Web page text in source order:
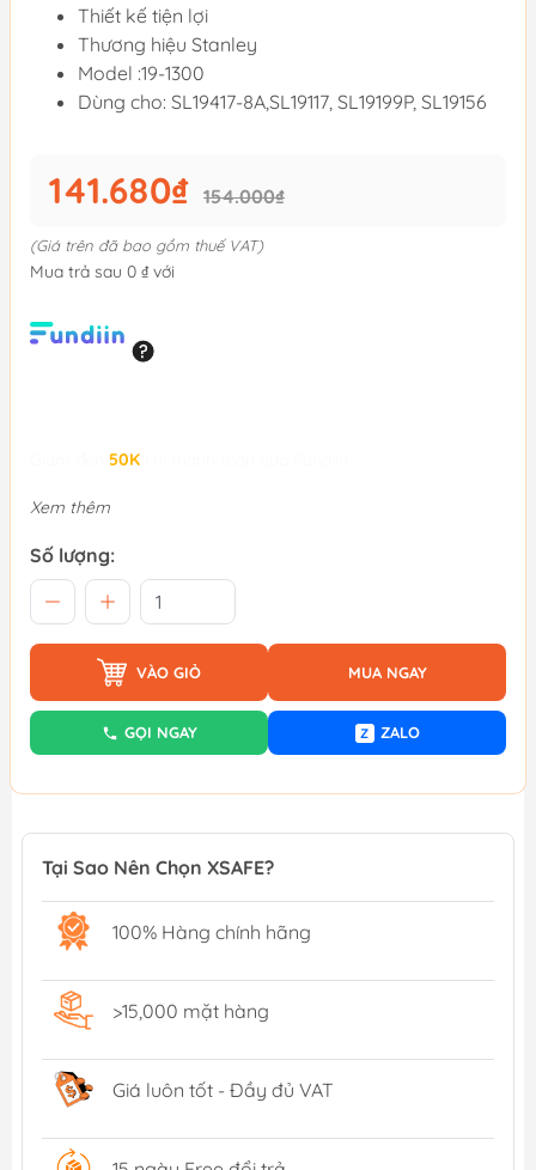
Thiết kế tiện lợi
Thương hiệu Stanley
Model :19-1300
Dùng cho: SL19417-8A,SL19117, SL19199P, SL19156
141.680₫ 154.000₫
(Giá trên đã bao gồm thuế VAT)
Mua trả sau 0 ₫ với
50K
Xem thêm
Số lượng:
VÀO GIỎ MUA NGAY
GỌI NGAY Z ZALO
Tại Sao Nên Chọn XSAFE?
100% Hàng chính hãng
>15,000 mặt hàng
Giá luôn tốt - Đầy đủ VAT